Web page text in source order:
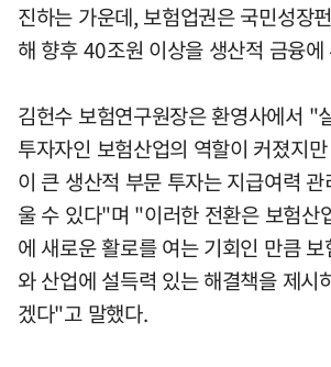
진하는 가운데, 보험업권은 국민성장
해 향후 40조원 이상을 생산적 금융
김헌수 보험연구원장은 환영사에서 "
투자자인 보험산업의 역할이 커졌지
이 큰 생산적 부문 투자는 지급여력
울 수 있다"며 "이러한 전환은 보험산
에 새로운 활로를 여는 기회인 만큼
와 산업에 설득력 있는 해결책을 제시
겠다"고 말했다.